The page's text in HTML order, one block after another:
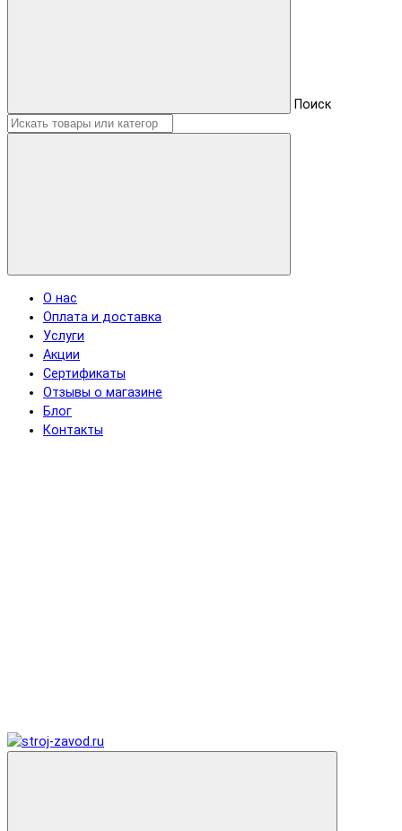
Поиск
О нас
Оплата и доставка
Услуги
Акции
Сертификаты
Отзывы о магазине
Блог
Контакты